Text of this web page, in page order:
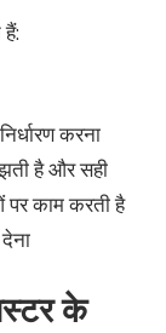
करना
है और सही
काम करती है
के